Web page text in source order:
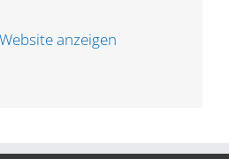
anzeigen